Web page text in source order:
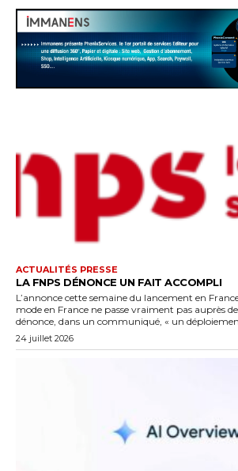
ACTUALITÉS PRESSE
LA FNPS DÉNONCE UN FAIT ACCOMPLI
L’annonce cette semaine du lancement en
mode en France ne passe vraiment pas auprès
dénonce, dans un communiqué, « un
24 juillet 2026